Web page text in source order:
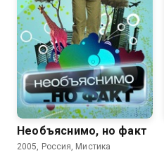
5.9
Необъяснимо, но факт
2005, Россия, Мистика